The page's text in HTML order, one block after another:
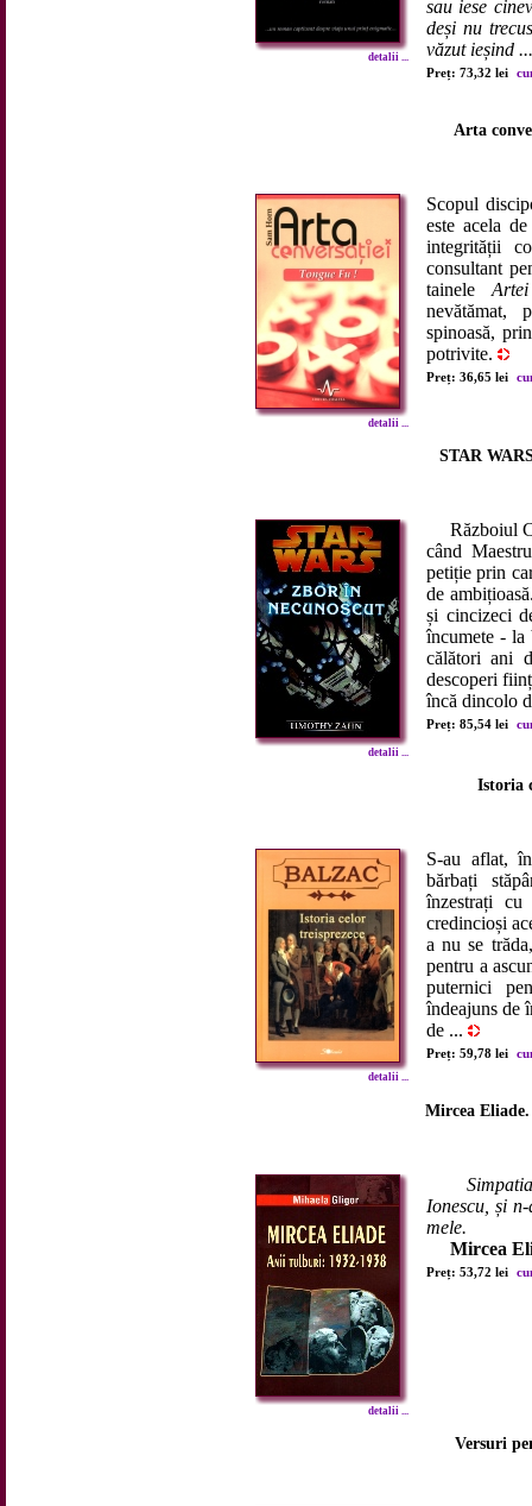
detalii ...
sau iese
deși nu
văzut ieșind ...
Preț: 73,32 lei
Arta
detalii ...
Scopul
este acela
integrității
consultant
tainele
nevătămat,
spinoasă,
potrivite.
Preț: 36,65 lei
STAR
detalii ...
Războiul
când
petiție prin
de
și cincizeci
încumete - la
călători ani
descoperi
încă dincolo
Preț: 85,54 lei
Istoria
detalii ...
S-au aflat,
bărbați
înzestrați
credincioși
a nu se
pentru a
puternici
îndeajuns de
de ...
Preț: 59,78 lei
Mircea
detalii ...
Ionescu, și
mele.
Mircea
Preț: 53,72 lei
Versuri